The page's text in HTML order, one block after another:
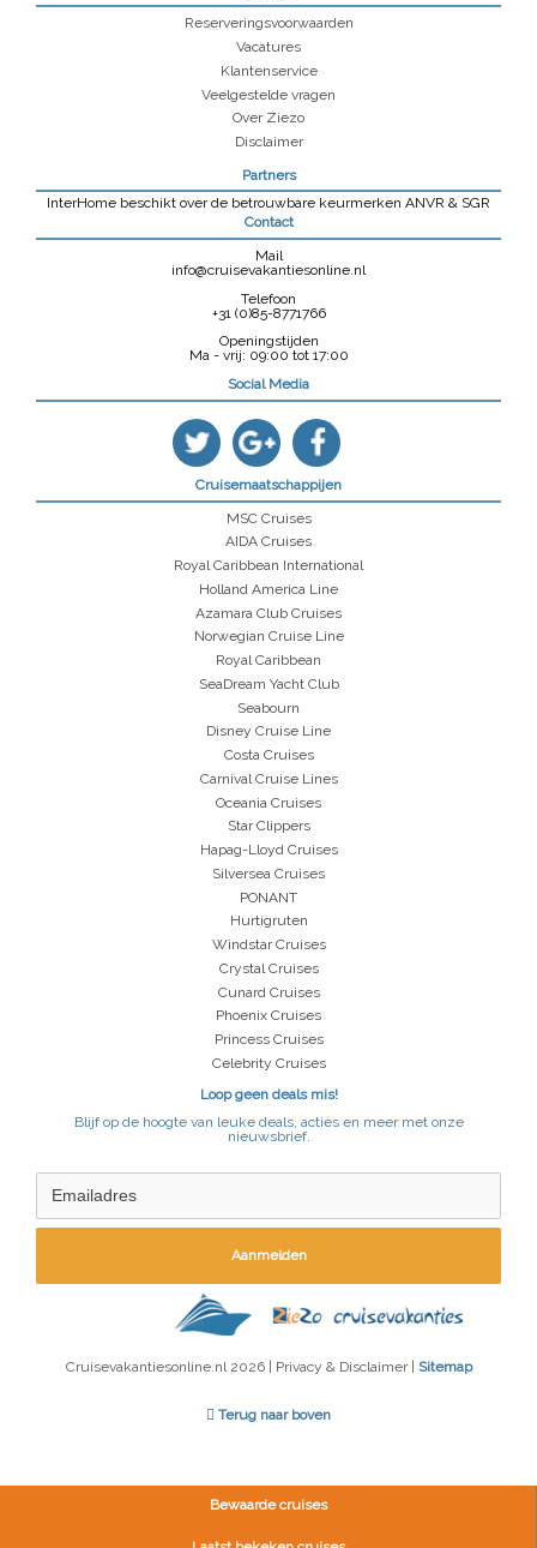
Reserveringsvoorwaarden
Vacatures
Klantenservice
Veelgestelde vragen
Over Ziezo
Disclaimer
Partners
InterHome beschikt over de betrouwbare keurmerken ANVR & SGR
Contact
Mail
info@cruisevakantiesonline.nl
Telefoon
+31 (0)85-8771766
Openingstijden
Ma - vrij: 09:00 tot 17:00
Social Media
Cruisemaatschappijen
MSC Cruises
AIDA Cruises
Royal Caribbean International
Holland America Line
Azamara Club Cruises
Norwegian Cruise Line
Royal Caribbean
SeaDream Yacht Club
Seabourn
Disney Cruise Line
Costa Cruises
Carnival Cruise Lines
Oceania Cruises
Star Clippers
Hapag-Lloyd Cruises
Silversea Cruises
PONANT
Hurtigruten
Windstar Cruises
Crystal Cruises
Cunard Cruises
Phoenix Cruises
Princess Cruises
Celebrity Cruises
Loop geen deals mis!
Blijf op de hoogte van leuke deals, acties en meer met onze
nieuwsbrief.
Aanmelden
Cruisevakantiesonline.nl 2026 | Privacy & Disclaimer | Sitemap
Terug naar boven
Bewaarde cruises